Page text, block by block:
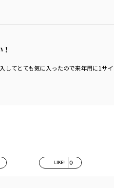
してとても気に入ったので来年用に1サ
LIKE! 0